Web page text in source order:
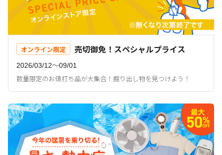
オンライン限定 売切御免！スペシャルプライス
2026/03/12〜09/01
数量限定のお値打ち品が大集合！掘り出し物を見つけよう！